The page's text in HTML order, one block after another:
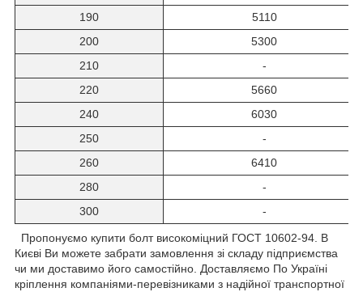
190
5110
200
5300
210
-
220
5660
240
6030
250
-
260
6410
280
-
300
-
Пропонуємо купити болт високоміцний ГОСТ 10602-94. В
Києві Ви можете забрати замовлення зі складу підприємства
чи ми доставимо його самостійно. Доставляємо По Україні
кріплення компаніями-перевізниками з надійної транспортної